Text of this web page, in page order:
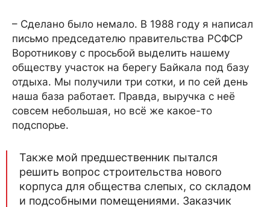
– Сделано было немало. В 1988 году я написал
письмо председателю правительства РСФСР
Воротникову с просьбой выделить нашему
обществу участок на берегу Байкала под базу
отдыха. Мы получили три сотки, и по сей день
наша база работает. Правда, выручка с неё
совсем небольшая, но всё же какое-то
подспорье.
Также мой предшественник пытался
решить вопрос строительства нового
корпуса для общества слепых, со складом
и подсобными помещениями. Заказчик